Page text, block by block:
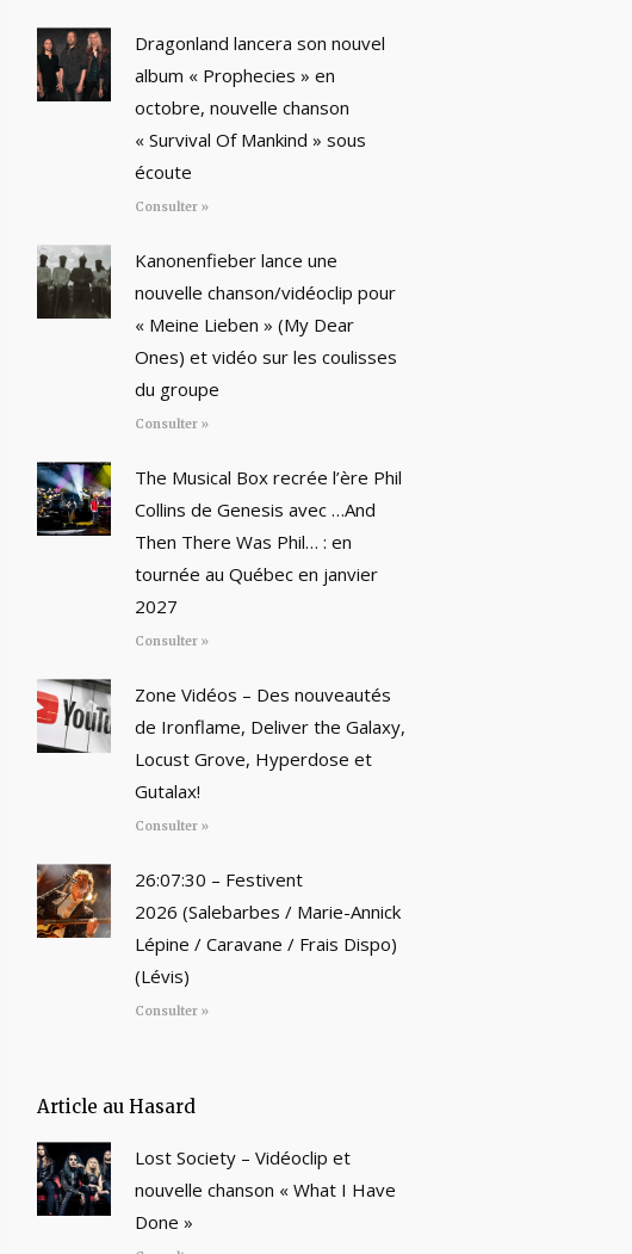
Dragonland lancera son nouvel
album « Prophecies » en
octobre, nouvelle chanson
« Survival Of Mankind » sous
écoute
Consulter »
Kanonenfieber lance une
nouvelle chanson/vidéoclip pour
« Meine Lieben » (My Dear
Ones) et vidéo sur les coulisses
du groupe
Consulter »
The Musical Box recrée l’ère Phil
Collins de Genesis avec …And
Then There Was Phil… : en
tournée au Québec en janvier
2027
Consulter »
Zone Vidéos – Des nouveautés
de Ironflame, Deliver the Galaxy,
Locust Grove, Hyperdose et
Gutalax!
Consulter »
26:07:30 – Festivent
2026 (Salebarbes / Marie-Annick
Lépine / Caravane / Frais Dispo)
(Lévis)
Consulter »
Article au Hasard
Lost Society – Vidéoclip et
nouvelle chanson « What I Have
Done »